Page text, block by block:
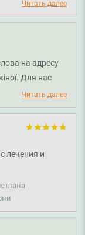
Читать далее
на адресу
Для нас
та
вам
Читать далее
лечения и